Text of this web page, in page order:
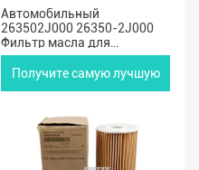
Автомобильный
263502J000 26350-2J000
Фильтр масла для
грузовиков для Kona
Sonata KIA Sportage
Получите самую лучшую